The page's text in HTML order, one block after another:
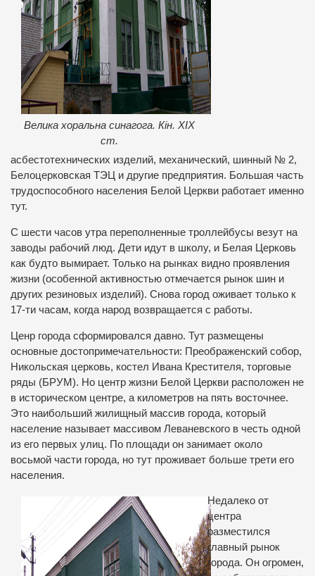
Велика хоральна синагога. Кін. ХІХ
ст.
асбестотехнических изделий, механический, шинный № 2,
Белоцерковская ТЭЦ и другие предприятия. Большая часть
трудоспособного населения Белой Церкви работает именно
тут.
С шести часов утра переполненные троллейбусы везут на
заводы рабочий люд. Дети идут в школу, и Белая Церковь
как будто вымирает. Только на рынках видно проявления
жизни (особенной активностью отмечается рынок шин и
других резиновых изделий). Снова город оживает только к
17-ти часам, когда народ возвращается с работы.
Ценр города сформировался давно. Тут размещены
основные достопримечательности: Преображенский собор,
Никольская церковь, костел Ивана Крестителя, торговые
ряды (БРУМ). Но центр жизни Белой Церкви расположен не
в историческом центре, а километров на пять восточнее.
Это наибольший жилищный массив города, который
население называет массивом Леваневского в честь одной
из его первых улиц. По площади он занимает около
восьмой части города, но тут проживает больше трети его
населения.
Недалеко от
центра
разместился
главный рынок
города. Он огромен,